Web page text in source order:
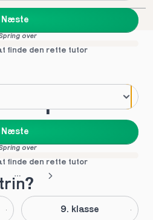
Næste
over
finde den rette tutor
Næste
over
finde den rette tutor
9. klasse
top tutors